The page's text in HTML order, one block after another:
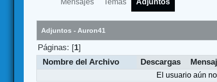
Mensajes Temas Adjuntos
Adjuntos - Auron41
Páginas: [1]
Nombre del Archivo
Descargas
El usuario aún